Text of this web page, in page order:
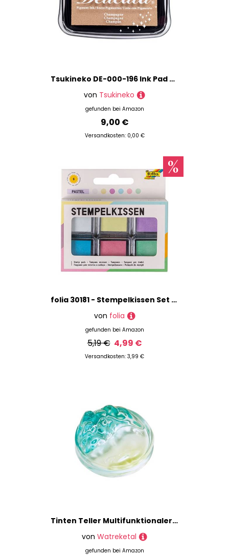
Tsukineko DE-000-196 Ink Pad Delicata Stempelkissen-Beige, Dazzle Champagne-Groß-Wasserbasis, Wasserfest-Embossing, 9,9 x 6,8 x 1,9 cm
von Tsukineko
gefunden bei Amazon
9,00 €
Versandkosten: 0,00 €
folia 30181 - Stempelkissen Set pastell, 6 Stempelkissen, in verschiedenen Farben, ideal zum Verzieren von Karten und andere Bastelarbeiten
von folia
gefunden bei Amazon
5,19 € 4,99 €
Versandkosten: 3,99 €
Tinten Teller Multifunktionaler Schüssel Schale Farbpaletten Dekorative Behälter Zum Malen Eleganter Tintenschale Multifunktional Chinesischer Pinselhalter
von Watreketal
gefunden bei Amazon